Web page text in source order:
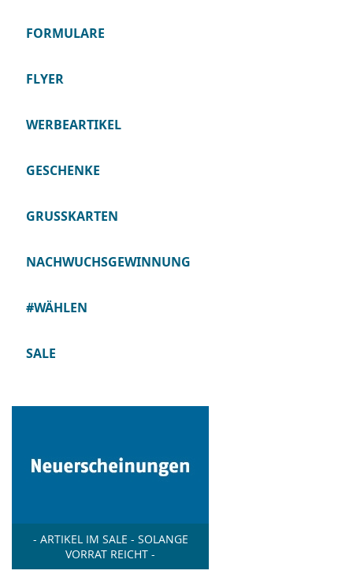
- ARTIKEL IM SALE - SOLANGE
VORRAT REICHT -
FORMULARE
FLYER
WERBEARTIKEL
GESCHENKE
GRUSSKARTEN
NACHWUCHSGEWINNUNG
#WÄHLEN
SALE